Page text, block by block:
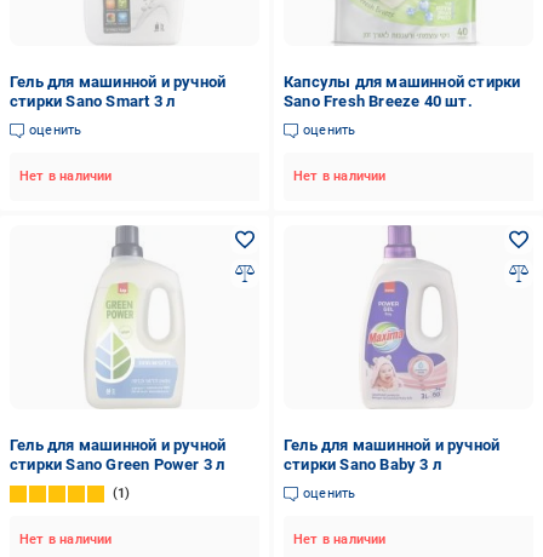
Гель для машинной и ручной
стирки Sano Smart 3 л
оценить
Нет в наличии
Капсулы для машинной стирки
Sano Fresh Breeze 40 шт.
оценить
Нет в наличии
Гель для машинной и ручной
стирки Sano Green Power 3 л
1
Нет в наличии
Гель для машинной и ручной
стирки Sano Baby 3 л
оценить
Нет в наличии